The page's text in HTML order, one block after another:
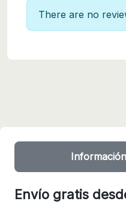
There are no
Envío gratis